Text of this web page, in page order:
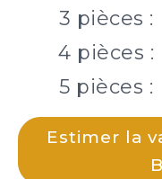
3 pièces :
4 pièces :
5 pièces :
Estimer la